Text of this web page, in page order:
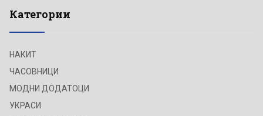
Категории
НАКИТ
ЧАСОВНИЦИ
МОДНИ ДОДАТОЦИ
УКРАСИ